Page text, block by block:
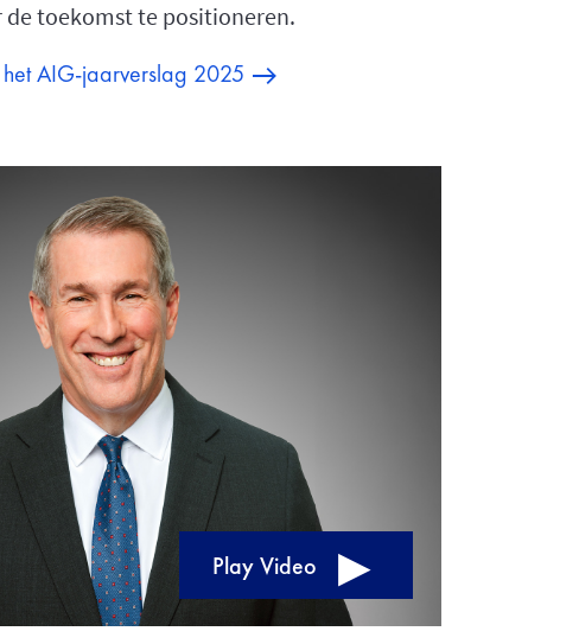
de toekomst te positioneren.
het AIG-jaarverslag 2025
Play Video